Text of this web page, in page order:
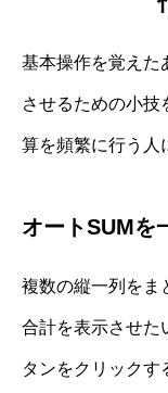
基本操作を覚えた
させるための小技
算を頻繁に行う人
オートSUMを
複数の縦一列をま
合計を表示させた
タンをクリックす